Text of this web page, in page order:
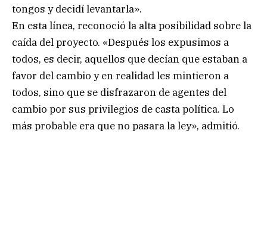
tongos y decidí levantarla».
En esta línea, reconoció la alta posibilidad sobre la
caída del proyecto. «Después los expusimos a
todos, es decir, aquellos que decían que estaban a
favor del cambio y en realidad les mintieron a
todos, sino que se disfrazaron de agentes del
cambio por sus privilegios de casta política. Lo
más probable era que no pasara la ley», admitió.